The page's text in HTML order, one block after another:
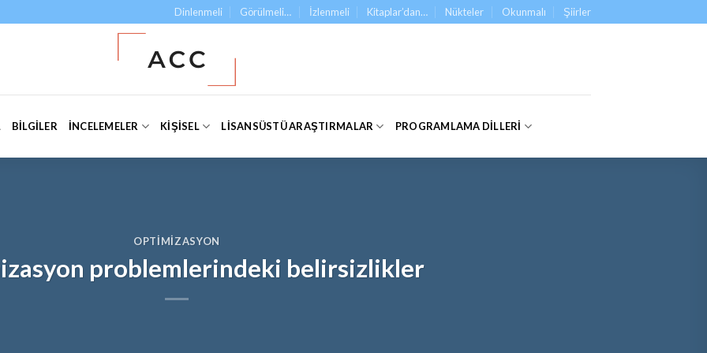
Dinlenmeli Görülmeli… İzlenmeli Kitaplar’dan… Nükteler Okunmalı Şiirler
BILGILER İNCELEMELER KIŞISEL LISANSÜSTÜ ARAŞTIRMALAR PROGRAMLAMA DILLERI
OPTIMIZASYON
problemlerindeki belirsizlikler